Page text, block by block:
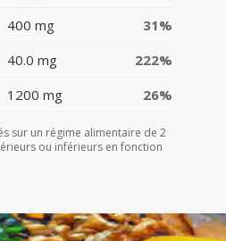
400 mg
31%
40.0 mg
222%
1200 mg 26%
sur un régime alimentaire de 2
ou inférieurs en fonction